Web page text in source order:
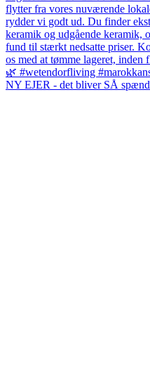
NY EJER - det bliver SÅ